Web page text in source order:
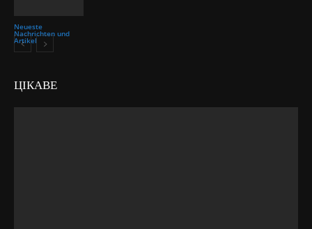
Neueste
Nachrichten und
Artikel
ЦІКАВЕ